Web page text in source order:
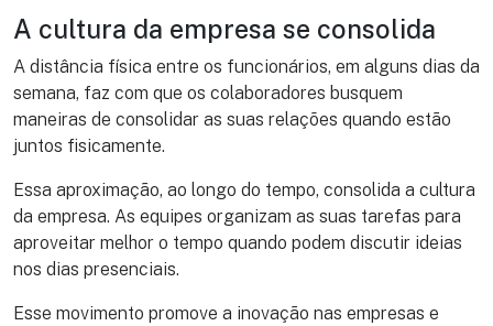
A cultura da empresa se consolida
A distância física entre os funcionários, em alguns dias da
semana, faz com que os colaboradores busquem
maneiras de consolidar as suas relações quando estão
juntos fisicamente.
Essa aproximação, ao longo do tempo, consolida a cultura
da empresa. As equipes organizam as suas tarefas para
aproveitar melhor o tempo quando podem discutir ideias
nos dias presenciais.
Esse movimento promove a inovação nas empresas e